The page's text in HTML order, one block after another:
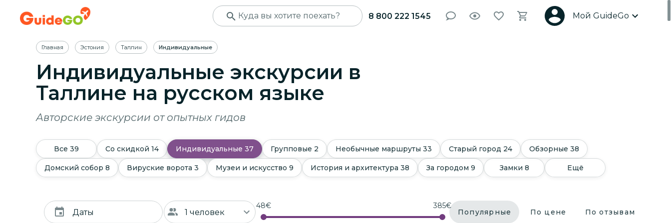
8 800 222 1545 Мой GuideGo
Главная Эстония Таллин Индивидуальные
Индивидуальные экскурсии в
Таллине на русском языке
Авторские экскурсии от опытных гидов
Все 39 Со скидкой 14 Индивидуальные 37 Групповые 2 Необычные маршруты 33 Старый город 24 Обзорные 38
Домский собор 8 Вируские ворота 3 Музеи и искусство 9 История и архитектура 38 За городом 9 Замки 8 Ещё
Даты
48€ 385€
Популярные По цене По отзывам